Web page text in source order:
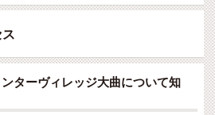
ンターヴィレッジ大曲について知